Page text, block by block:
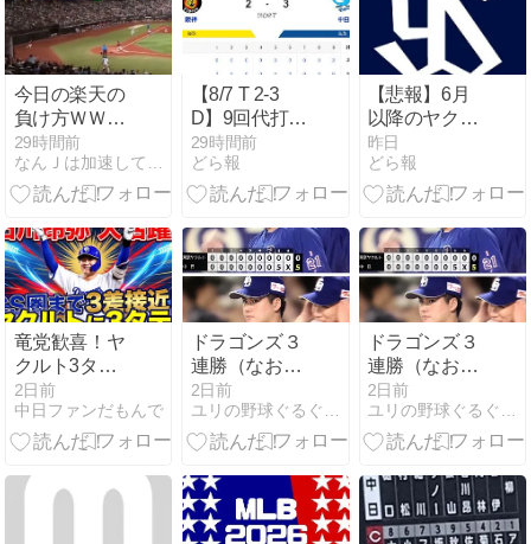
今日の楽天の
負け方ＷＷＷ
ＷＷＷＷＷＷ
ＷＷＷＷＷＷ
ＷＷＷＷ
29時間前
なんＪは加速している
【8/7 T 2-3
D】9回代打・
阿部が逆転タ
イムリー！中
日逆転勝ちで
29時間前
どら報
【悲報】6月
以降のヤクル
トスワローズ
13勝33敗
昨日
どら報
竜党歓喜！ヤ
クルト3タテ
で3位まで3ゲ
ーム差！石川
昂弥の決着打
に「カンパー
2日前
中日ファンだもんで
ドラゴンズ３
連勝（なお金
丸夢斗に勝ち
は）○D5-
0YS（8/6）
2日前
ユリの野球ぐるぐる帳
ドラゴンズ３
連勝（なお金
丸夢斗に勝ち
は）○D5-
0YS（8/6）
2日前
ユリの野球ぐるぐる帳